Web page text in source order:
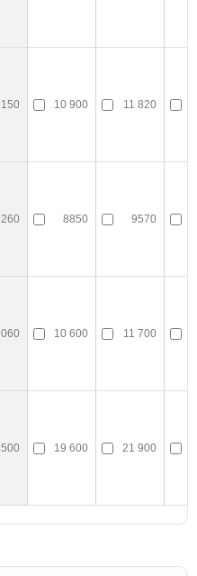
10 900 11 820
8850 9570
10 600 11 700
19 600 21 900